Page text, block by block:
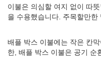
이불은 의심할 여지 없이 따
을 수용했습니다. 주목할만한
배플 박스 이불에는 작은 칸
한, 배플 박스 이불은 공기 순